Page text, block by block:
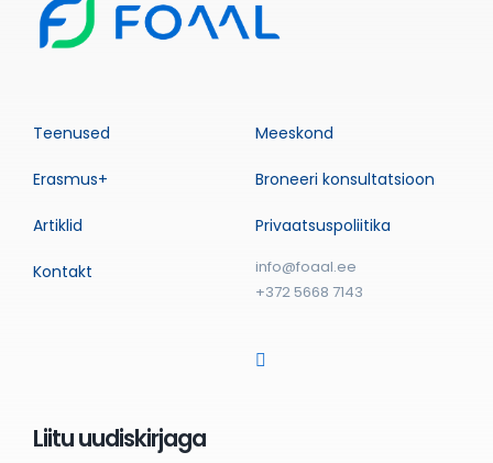
Teenused
Erasmus+
Artiklid
Kontakt
Meeskond
Broneeri konsultatsioon
Privaatsuspoliitika
info@foaal.ee
+372 5668 7143
Liitu uudiskirjaga